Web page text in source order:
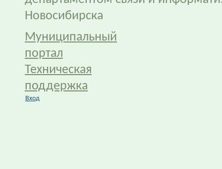
Новосибирска
Муниципальный
портал
Техническая
поддержка
Вход